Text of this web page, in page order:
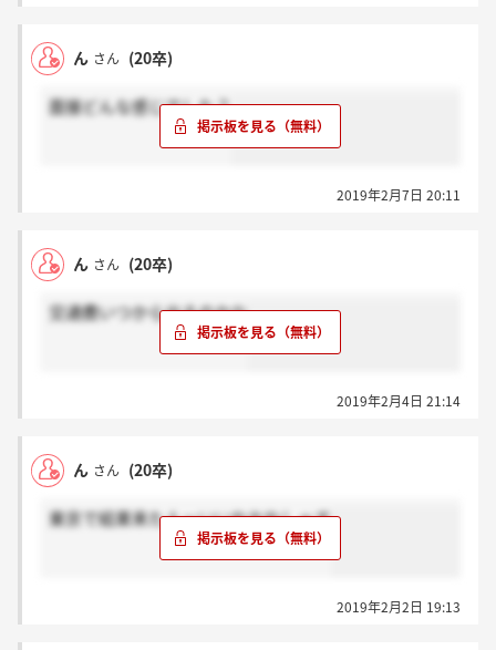
ん さん (20卒)
面接どんな感じでした？
2019年2月7日 20:11
ん さん (20卒)
交通費いつから出るのかな
2019年2月4日 21:14
ん さん (20卒)
東京で結果来た人ーいいねおねしゃす
2019年2月2日 19:13